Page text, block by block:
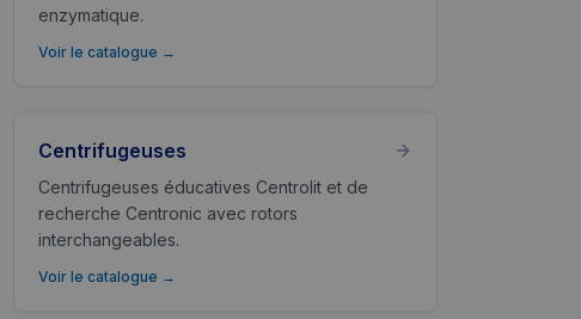
enzymatique.
Voir le catalogue →
Centrifugeuses
Centrifugeuses éducatives Centrolit et de
recherche Centronic avec rotors
interchangeables.
Voir le catalogue →